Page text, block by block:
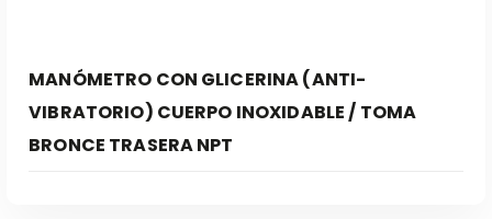
MANÓMETRO CON GLICERINA (ANTI-
VIBRATORIO) CUERPO INOXIDABLE / TOMA
BRONCE TRASERA NPT